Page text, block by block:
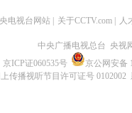
电视台网站 关于CCTV.com 人
中央广播电视总台 央视
京ICP证060535号
京公网安备
上传播视听节目许可证号 0102002